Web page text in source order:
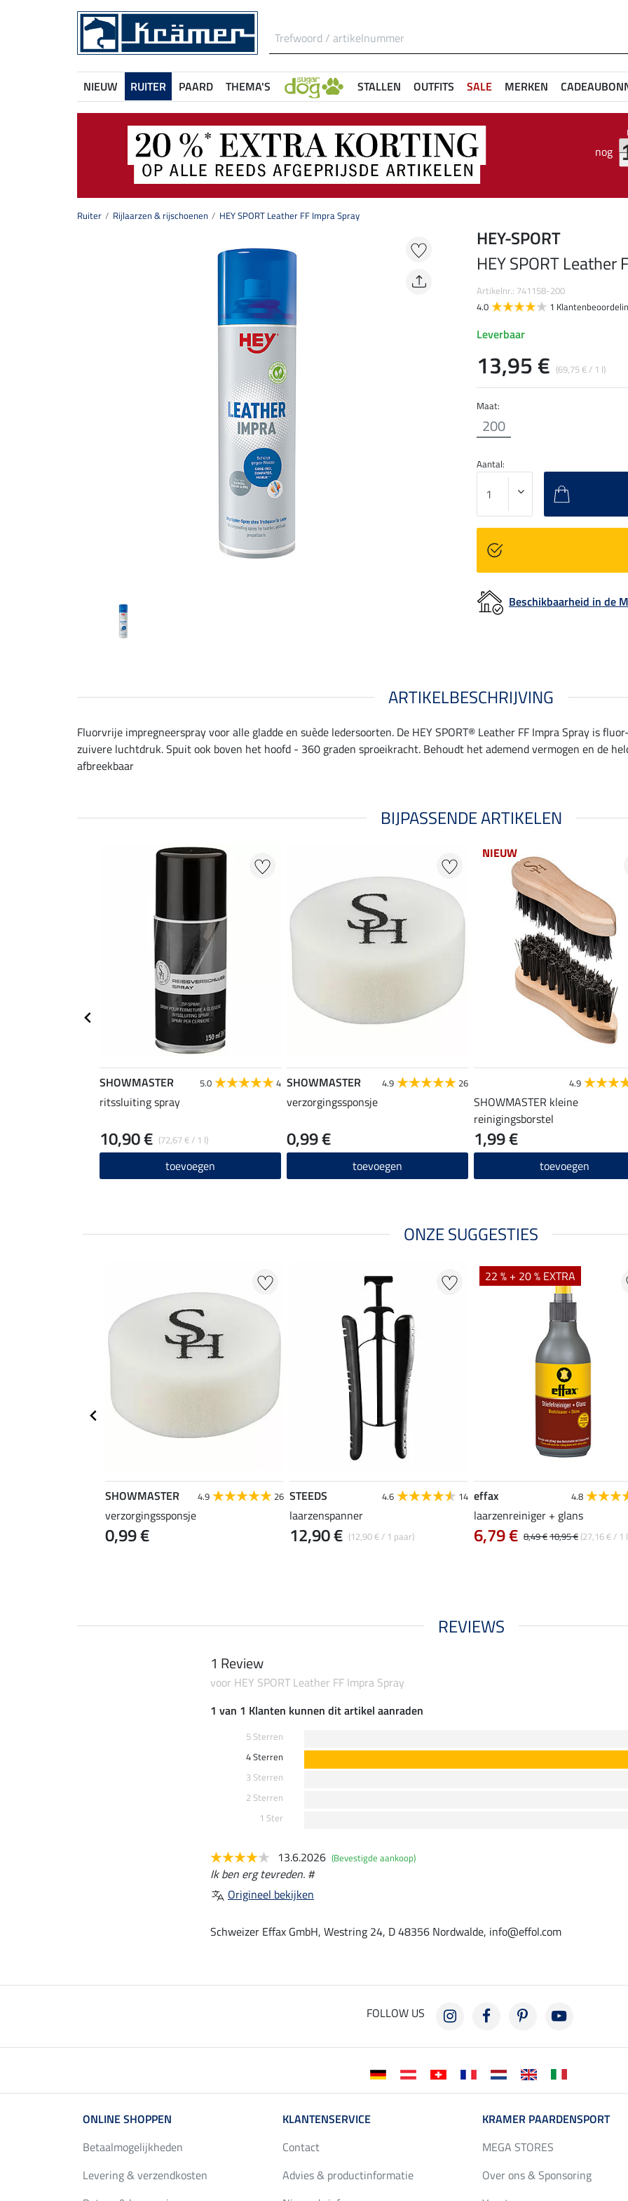
NIEUW RUITER PAARD THEMA'S STALLEN OUTFITS SALE MERKEN
nog
Ruiter Rijlaarzen & rijschoenen HEY SPORT Leather FF Impra Spray
Maat:
200
HEY-SPORT
HEY SPORT Leather
Artikelnr.: 741158-200
4.0
1
Leverbaar
13,95 € (69,75 € / 1 l)
Aantal:
Beschikbaarheid in de
ARTIKELBESCHRIJVING
Fluorvrije impregneerspray voor alle gladde en suède ledersoorten. De HEY SPORT® Leather FF Impra Spray is
zuivere luchtdruk. Spuit ook boven het hoofd - 360 graden sproeikracht. Behoudt het ademend vermogen en de
afbreekbaar
BIJPASSENDE ARTIKELEN
SHOWMASTER 5.0 4
ritssluiting spray
(72,67 € / 1 l)
10,90 €
toevoegen
SHOWMASTER 4.9 26
verzorgingssponsje
0,99 €
toevoegen
NIEUW
4.9
SHOWMASTER kleine
reinigingsborstel
1,99 €
toevoegen
ONZE SUGGESTIES
SHOWMASTER 4.9 26
verzorgingssponsje
0,99 €
STEEDS 4.6 14
laarzenspanner
(12,90 € / 1 paar)
12,90 €
22 % + 20 % EXTRA
effax 4.8
laarzenreiniger + glans
8,49 €10,95 € (27,16 € / 1
6,79 €
REVIEWS
1 Review
voor HEY SPORT Leather FF Impra Spray
1 van 1 Klanten kunnen dit artikel aanraden
5 Sterren
4 Sterren
3 Sterren
2 Sterren
1 Ster
13.6.2026 (Bevestigde aankoop)
Ik ben erg tevreden. #
Origineel bekijken
Schweizer Effax GmbH, Westring 24, D 48356 Nordwalde, info@effol.com
FOLLOW US
ONLINE SHOPPEN
Betaalmogelijkheden
Levering & verzendkosten
KLANTENSERVICE
Contact
Advies & productinformatie
KRAMER PAARDENSPORT
MEGA STORES
Over ons & Sponsoring